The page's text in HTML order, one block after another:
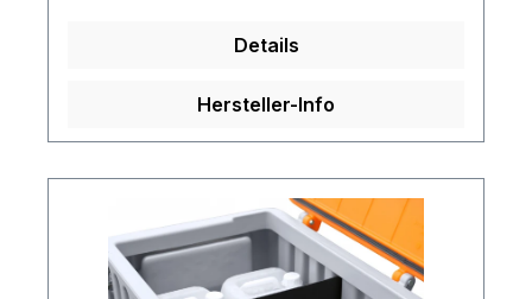
Details
Hersteller-Info